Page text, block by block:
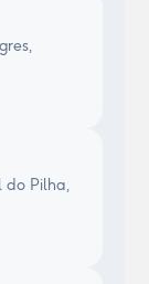
do Pilha,